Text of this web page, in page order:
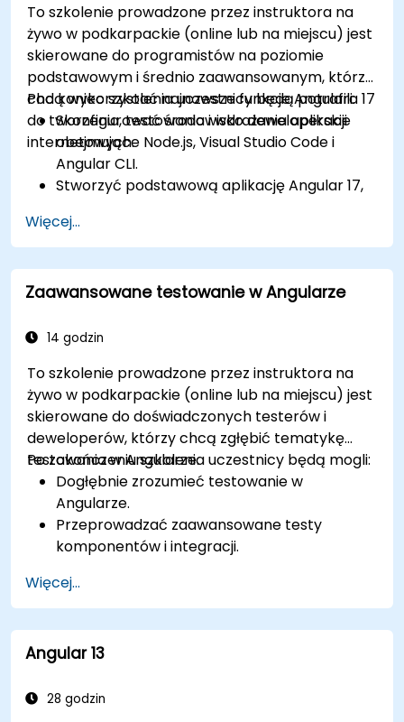
To szkolenie prowadzone przez instruktora na
żywo w podkarpackie (online lub na miejscu) jest
skierowane do programistów na poziomie
podstawowym i średnio zaawansowanym, którzy
chcą wykorzystać najnowsze funkcje Angulara 17
do tworzenia, testowania i wdrażania aplikacji
internetowych.
Pod koniec szkolenia uczestnicy będą potrafili:
Skonfigurować środowisko deweloperskie
obejmujące Node.js, Visual Studio Code i
Angular CLI.
Stworzyć podstawową aplikację Angular 17,
użytkownika.
Wykorzystywać komponenty, dyrektywy,
potoki, usługi i moduły do organizowania i
ponownego wykorzystania kodu.
zależności, routing, formularze i klienta HTTP
Używać nowej składni bloków kontrolnych
szablonów, aby uprościć typowe zadania,
takie jak renderowanie warunkowe, pętle i
obsługa pustych kolekcji.
Wykorzystać nowy blok kontrolny @defer do
włączania leniwego ładowania zawartości
bloku i jego zależności.
Używać nowego API przejść między
widokami, aby dostosować animacje i
przejścia między widokami.
Debugować i testować aplikacje Angular 17
Więcej...
Zaawansowane testowanie w Angularze
14 godzin
To szkolenie prowadzone przez instruktora na
żywo w podkarpackie (online lub na miejscu) jest
skierowane do doświadczonych testerów i
deweloperów, którzy chcą zgłębić tematykę
testowania w Angularze.
Po zakończeniu szkolenia uczestnicy będą mogli:
Dogłębnie zrozumieć testowanie w
Angularze.
Przeprowadzać zaawansowane testy
komponentów i integracji.
wykorzystaniem Cypress i regresji wizualnej.
Więcej...
Angular 13
28 godzin